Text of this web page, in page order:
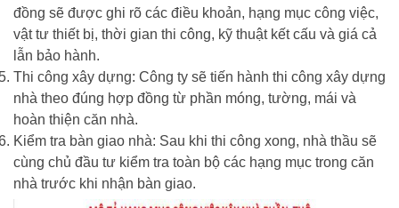
đồng sẽ được ghi rõ các điều khoản, hạng mục công việc,
vật tư thiết bị, thời gian thi công, kỹ thuật kết cấu và giá cả
lẫn bảo hành.
Thi công xây dựng: Công ty sẽ tiến hành thi công xây dựng
nhà theo đúng hợp đồng từ phần móng, tường, mái và
hoàn thiện căn nhà.
Kiểm tra bàn giao nhà: Sau khi thi công xong, nhà thầu sẽ
cùng chủ đầu tư kiểm tra toàn bộ các hạng mục trong căn
nhà trước khi nhận bàn giao.